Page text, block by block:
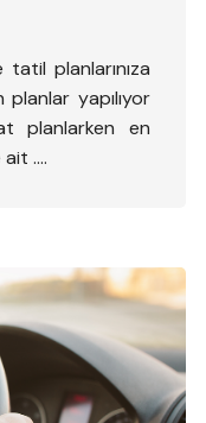
tatil planlarınıza
yapılıyor
planlarken en
ait ….